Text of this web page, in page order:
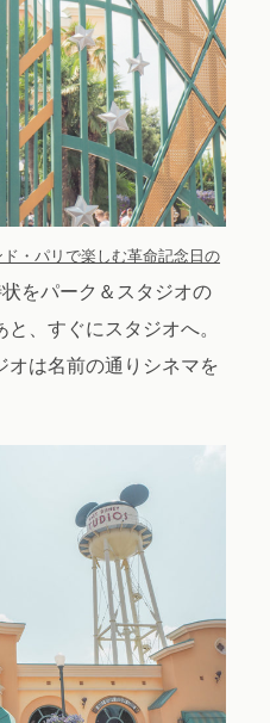
・パリで楽しむ革命記念日の
をパーク＆スタジオの
、すぐにスタジオへ。
は名前の通りシネマを